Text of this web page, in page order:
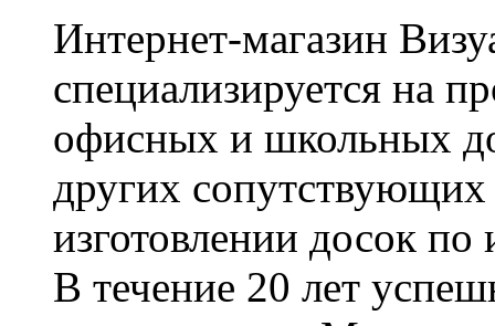
Интернет-магазин
специализируется на
офисных и школьных
других сопутствующих
изготовлении досок по
В течение 20 лет